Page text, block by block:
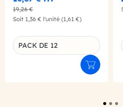
19,26 €
Soit 1,36 € l'unité (1,61 €)
Déclinaison du produit
PACK DE 12
Ajouter au